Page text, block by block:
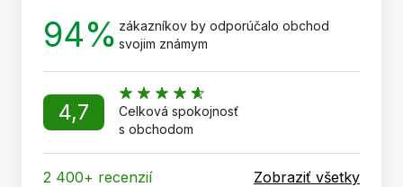
94% zákazníkov by odporúčalo obchod
svojim známym
4,7
Celková spokojnosť
s obchodom
2 400+ recenzií Zobraziť všetky